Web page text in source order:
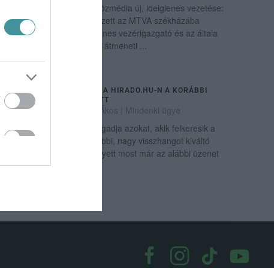
Megkezdte munkáját a közmédia új, ideiglenes vezetése:
kedden délelőtt megérkezett az MTVA székházába
Horváth P. András ideiglenes vezérigazgató és az általa
kijelölt vezetői csapat. Az átmeneti ...
ÚJ ÜZENET JELENT MEG A HIRADO.HU-N A KORÁBBI
BOCSÁNATKÉRÉS HELYETT
2026. július 12 | Csarnó Ákos | Mindenki ügye
Új tájékoztató üzenet fogadja azokat, akik felkeresik a
Hirado.hu oldalát. A korábbi, nagy visszhangot kiváltó
bocsánatkérő szöveg helyett most már az alábbi üzenet
olvasható a portálon: ...